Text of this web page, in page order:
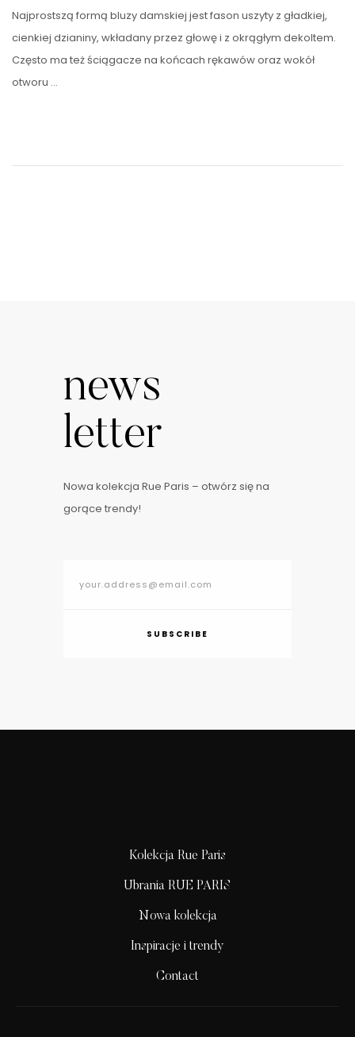
Najprostszą formą bluzy damskiej jest fason uszyty z gładkiej,
cienkiej dzianiny, wkładany przez głowę i z okrągłym dekoltem.
Często ma też ściągacze na końcach rękawów oraz wokół
otworu …
news
letter
Nowa kolekcja Rue Paris – otwórz się na
gorące trendy!
SUBSCRIBE
Kolekcja Rue Paris
Ubrania RUE PARIS
Nowa kolekcja
Inspiracje i trendy
Contact